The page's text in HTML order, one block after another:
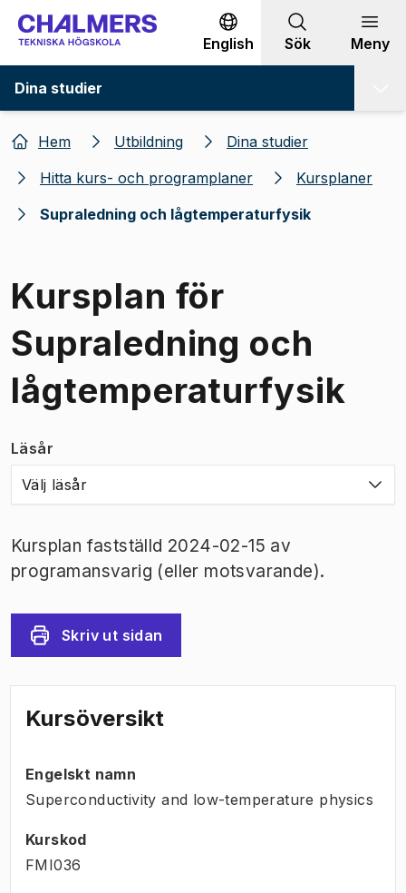
Gå till innehållet
English Sök Meny
Dina studier
Hem Utbildning
Dina studier
Hitta kurs- och programplaner
Kursplaner
Supraledning och lågtemperaturfysik
Kursplan för
Supraledning och
lågtemperaturfysik
Läsår
Välj läsår
Kursplan fastställd 2024-02-15 av
programansvarig (eller motsvarande).
Skriv ut sidan
Kursöversikt
Engelskt namn
Superconductivity and low-temperature physics
Kurskod
FMI036